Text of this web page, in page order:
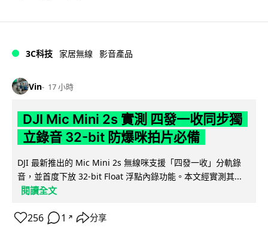
3C科技 家居無線 影音產品
Vin 17 小時
DJI Mic Mini 2s 實測 四發一收同步獨
立錄音 32-bit 防爆咪拍片必備
DJI 最新推出的 Mic Mini 2s 無線咪支援「四發一收」分軌錄
音，並首度下放 32-bit Float 浮點內錄功能。本文經實測其...
閱讀全文
256 1 ↗ 分享